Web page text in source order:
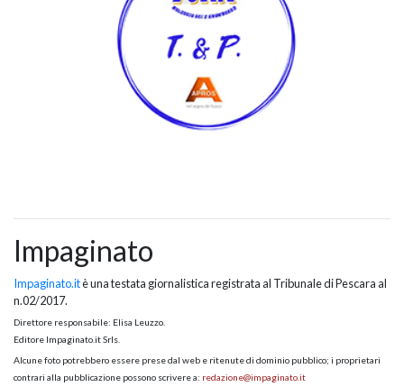
Impaginato
Impaginato.itè una testata giornalistica registrata al Tribunale di Pescara al
n.02/2017.
Direttore responsabile: Elisa Leuzzo.
Editore Impaginato.it Srls.
Alcune foto potrebbero essere prese dal web e ritenute di dominio pubblico; i proprietari
contrari alla pubblicazione possono scrivere a: redazione@impaginato.it